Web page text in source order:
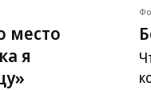
место
я